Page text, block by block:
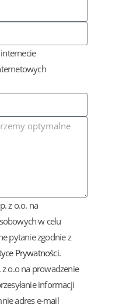
z o.o. na
w celu
pytanie zgodnie z
Prywatności.
z o.o na prowadzenie
informacji
adres e-mail